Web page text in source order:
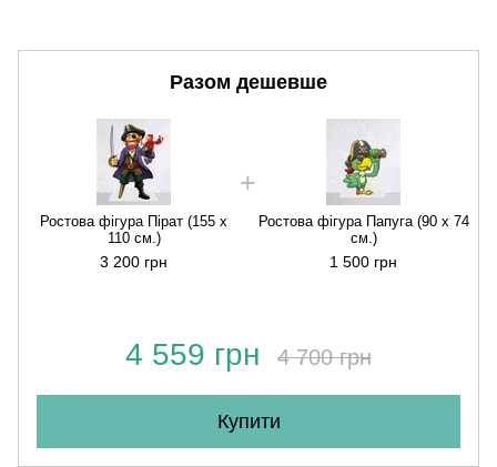
Разом дешевше
Ростова фігура Пірат (155 х
110 см.)
3 200 грн
Ростова фігура Папуга (90 х 74
см.)
1 500 грн
4 559 грн 4 700 грн
Купити